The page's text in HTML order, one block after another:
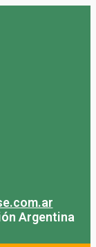
Argentina